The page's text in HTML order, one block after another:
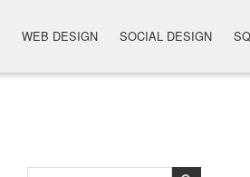
WEB DESIGN SOCIAL DESIGN